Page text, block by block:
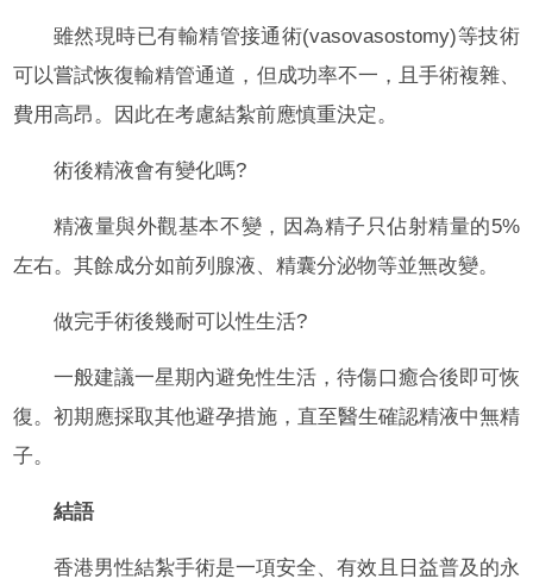
雖然現時已有輸精管接通術(vasovasostomy)等技術
可以嘗試恢復輸精管通道，但成功率不一，且手術複雜、
費用高昂。因此在考慮結紮前應慎重決定。
術後精液會有變化嗎?
精液量與外觀基本不變，因為精子只佔射精量的5%
左右。其餘成分如前列腺液、精囊分泌物等並無改變。
做完手術後幾耐可以性生活?
一般建議一星期內避免性生活，待傷口癒合後即可恢
復。初期應採取其他避孕措施，直至醫生確認精液中無精
子。
結語
香港男性結紮手術是一項安全、有效且日益普及的永